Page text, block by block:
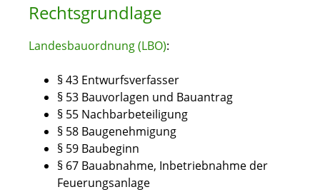
Rechtsgrundlage
Landesbauordnung (LBO):
§ 43 Entwurfsverfasser
§ 53 Bauvorlagen und Bauantrag
§ 55 Nachbarbeteiligung
§ 58 Baugenehmigung
§ 59 Baubeginn
§ 67 Bauabnahme, Inbetriebnahme der
Feuerungsanlage